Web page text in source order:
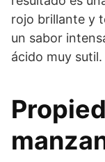
rojo brillante y
un sabor
ácido muy sutil.